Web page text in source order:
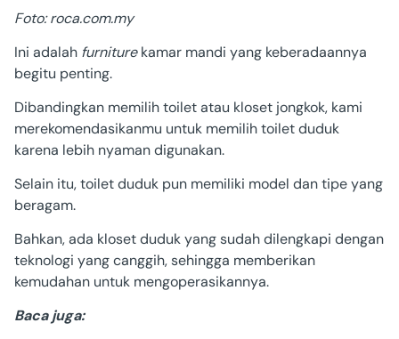
Foto: roca.com.my
Ini adalah furniturekamar mandi yang keberadaannya
begitu penting.
Dibandingkan memilih toilet atau kloset jongkok, kami
merekomendasikanmu untuk memilih toilet duduk
karena lebih nyaman digunakan.
Selain itu, toilet duduk pun memiliki model dan tipe yang
beragam.
Bahkan, ada kloset duduk yang sudah dilengkapi dengan
teknologi yang canggih, sehingga memberikan
kemudahan untuk mengoperasikannya.
Baca juga: